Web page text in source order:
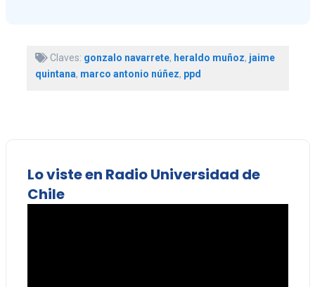
Claves: gonzalo navarrete, heraldo muñoz, jaime
quintana, marco antonio núñez, ppd
Lo viste en Radio Universidad de
Chile